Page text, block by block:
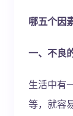
哪五个因
一、不良
生活中有
等，就容